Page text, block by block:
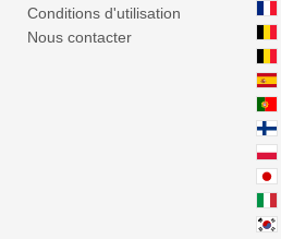
Conditions d'utilisation
Nous contacter